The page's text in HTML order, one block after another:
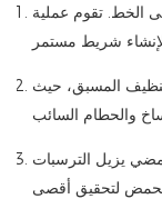
الخط. تقوم عملية
المسبق، حيث
يزيل الترسبات
لتحقيق أقصى